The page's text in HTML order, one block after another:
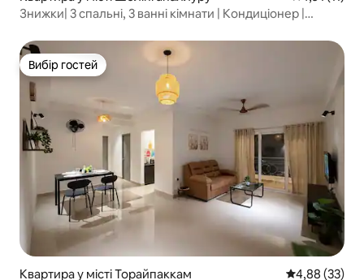
Знижки| 3 спальні, 3 ванні кімнати | Кондиціонер |
Вибір гостей
Вибір гостей
Квартира у місті Торайпаккам Середня
4,88 (33)